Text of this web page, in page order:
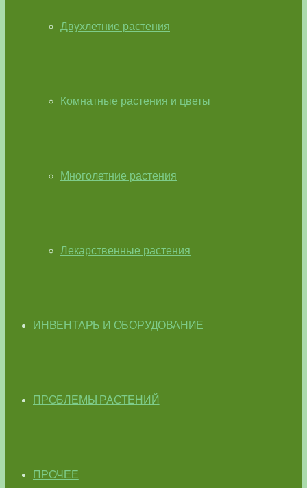
Двухлетние растения
Комнатные растения и цветы
Многолетние растения
Лекарственные растения
ИНВЕНТАРЬ И ОБОРУДОВАНИЕ
ПРОБЛЕМЫ РАСТЕНИЙ
ПРОЧЕЕ